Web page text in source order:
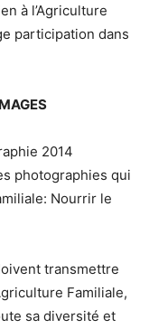
à l’Agriculture
participation dans
2014
photographies qui
Nourrir le
transmettre
Familiale,
sa diversité et